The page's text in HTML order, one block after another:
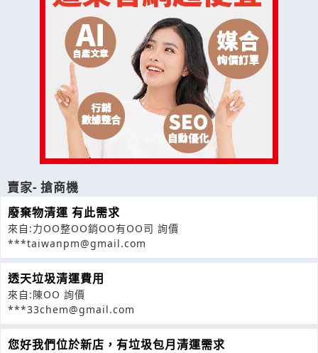
賣家- 搶商機
廢棄物清運 有此需求
來自:力OO整OO銷OO有OO司 詢價
***taiwanpm@gmail.com
透天垃圾清運費用
來自:陳OO 詢價
***33chem@gmail.com
您好我們位於新店，有垃圾包月清運需求